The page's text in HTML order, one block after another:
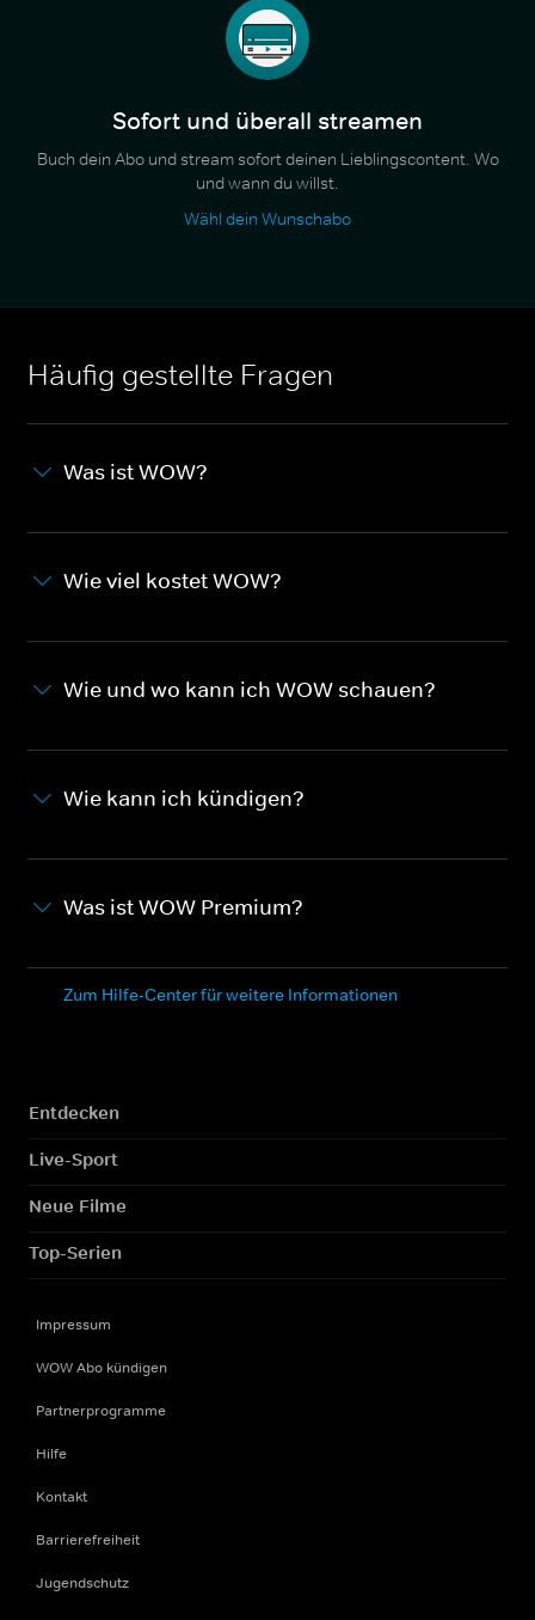
Sofort und überall streamen
Buch dein Abo und stream sofort deinen Lieblingscontent. Wo
und wann du willst.
Wähl dein Wunschabo
Häufig gestellte Fragen
Was ist WOW?
Wie viel kostet WOW?
Wie und wo kann ich WOW schauen?
Wie kann ich kündigen?
Was ist WOW Premium?
Zum Hilfe-Center für weitere Informationen
Entdecken
Live-Sport
Neue Filme
Top-Serien
Impressum
WOW Abo kündigen
Partnerprogramme
Hilfe
Kontakt
Barrierefreiheit
Jugendschutz